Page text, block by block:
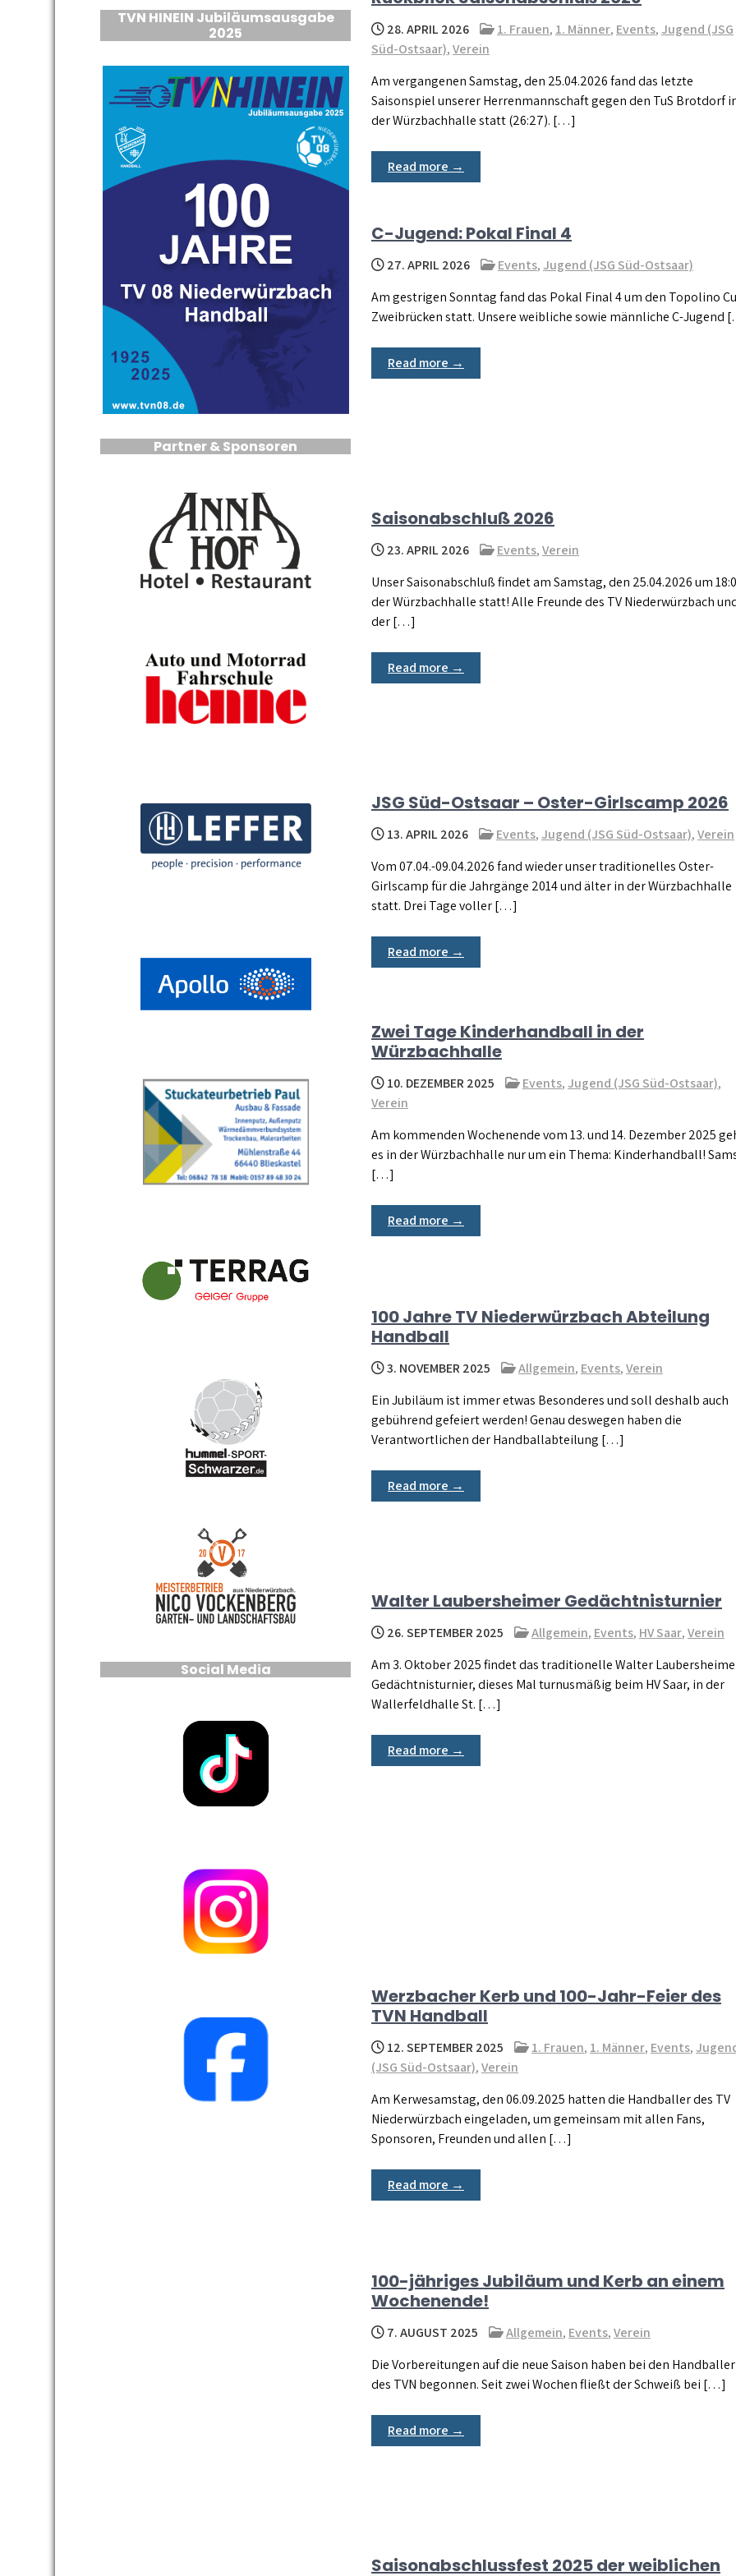
28. APRIL 2026 1. Frauen, 1. Männer, Events, Jugend (JSG
Süd-Ostsaar),Verein
Am vergangenen Samstag, den 25.04.2026 fand das letzte
Saisonspiel unserer Herrenmannschaft gegen den TuS Brotdorf
der Würzbachhalle statt (26:27). […]
Read more →
C-Jugend: Pokal Final 4
27. APRIL 2026 Events, Jugend (JSG Süd-Ostsaar)
Am gestrigen Sonntag fand das Pokal Final 4 um den Topolino
Zweibrücken statt. Unsere weibliche sowie männliche C-Jugend
Read more →
Saisonabschluß 2026
23. APRIL 2026 Events,Verein
Unser Saisonabschluß findet am Samstag, den 25.04.2026 um
der Würzbachhalle statt! Alle Freunde des TV Niederwürzbach
der […]
Read more →
JSG Süd-Ostsaar – Oster-Girlscamp 2026
13. APRIL 2026 Events, Jugend (JSG Süd-Ostsaar),Verein
Vom 07.04.-09.04.2026 fand wieder unser traditionelles Oster-
Girlscamp für die Jahrgänge 2014 und älter in der Würzbachhalle
statt. Drei Tage voller […]
Read more →
Zwei Tage Kinderhandball in der
Würzbachhalle
10. DEZEMBER 2025 Events, Jugend (JSG Süd-Ostsaar),
Verein
Am kommenden Wochenende vom 13. und 14. Dezember 2025
es in der Würzbachhalle nur um ein Thema: Kinderhandball!
[…]
Read more →
100 Jahre TV Niederwürzbach Abteilung
Handball
3. NOVEMBER 2025 Allgemein, Events,Verein
Ein Jubiläum ist immer etwas Besonderes und soll deshalb auch
gebührend gefeiert werden! Genau deswegen haben die
Verantwortlichen der Handballabteilung […]
Read more →
Walter Laubersheimer Gedächtnisturnier
26. SEPTEMBER 2025 Allgemein, Events, HV Saar,Verein
Am 3. Oktober 2025 findet das traditionelle Walter
Gedächtnisturnier, dieses Mal turnusmäßig beim HV Saar, in der
Wallerfeldhalle St. […]
Read more →
Werzbacher Kerb und 100-Jahr-Feier des
TVN Handball
12. SEPTEMBER 2025 1. Frauen, 1. Männer, Events,
(JSG Süd-Ostsaar),Verein
Am Kerwesamstag, den 06.09.2025 hatten die Handballer des TV
Niederwürzbach eingeladen, um gemeinsam mit allen Fans,
Sponsoren, Freunden und allen […]
Read more →
100-jähriges Jubiläum und Kerb an einem
Wochenende!
7. AUGUST 2025 Allgemein, Events,Verein
Die Vorbereitungen auf die neue Saison haben bei den
des TVN begonnen. Seit zwei Wochen fließt der Schweiß bei […]
Read more →
Saisonabschlussfest 2025 der weiblichen
TVN HINEIN Jubiläumsausgabe
2025
Partner & Sponsoren
Social Media